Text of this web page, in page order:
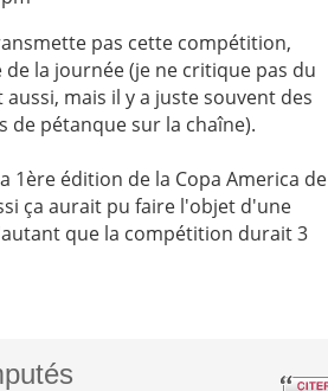
pas cette compétition,
la journée (je ne critique pas du
mais il y a juste souvent des
pétanque sur la chaîne).
1ère édition de la Copa America de
ça aurait pu faire l'objet d'une
que la compétition durait 3